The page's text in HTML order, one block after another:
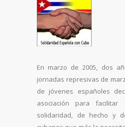
En marzo de 2005, dos
jornadas represivas de
de jóvenes españoles
asociación para
solidaridad, de hecho y